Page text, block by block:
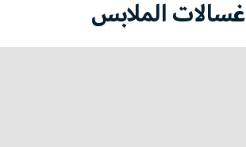
غسالات الملابس